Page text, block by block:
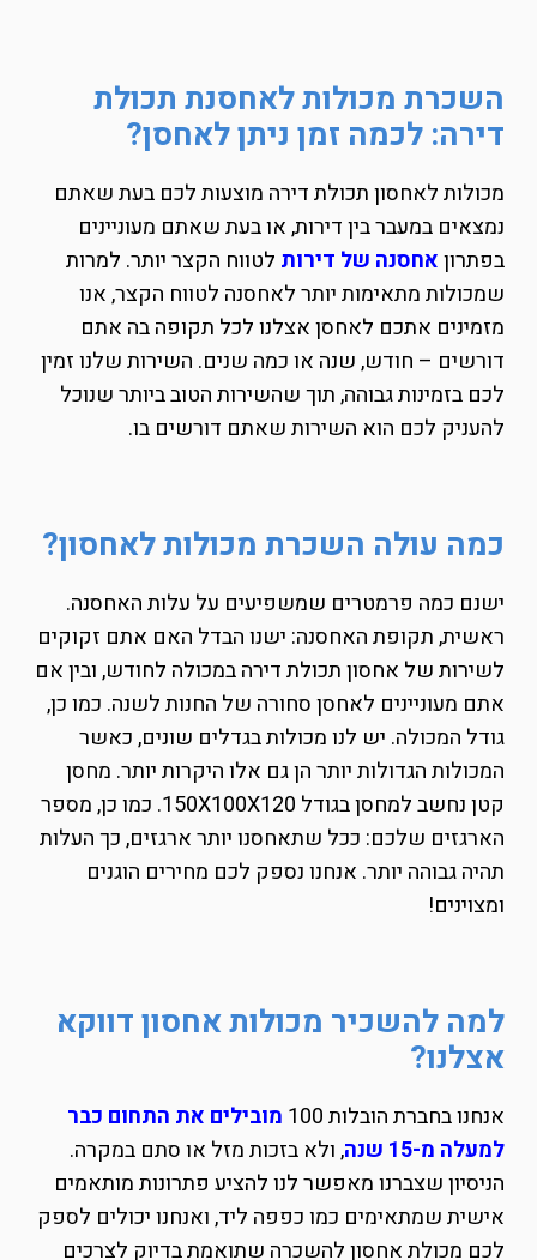
השכרת מכולות לאחסנת תכולת
דירה: לכמה זמן ניתן לאחסן?
מכולות לאחסון תכולת דירה מוצעות לכם בעת שאתם
נמצאים במעבר בין דירות, או בעת שאתם מעוניינים
בפתרוןאחסנה של דירות לטווח הקצר יותר. למרות
שמכולות מתאימות יותר לאחסנה לטווח הקצר, אנו
מזמינים אתכם לאחסן אצלנו לכל תקופה בה אתם
דורשים – חודש, שנה או כמה שנים. השירות שלנו זמין
לכם בזמינות גבוהה, תוך שהשירות הטוב ביותר שנוכל
להעניק לכם הוא השירות שאתם דורשים בו.
כמה עולה השכרת מכולות לאחסון?
ישנם כמה פרמטרים שמשפיעים על עלות האחסנה.
ראשית, תקופת האחסנה: ישנו הבדל האם אתם זקוקים
לשירות של אחסון תכולת דירה במכולה לחודש, ובין אם
אתם מעוניינים לאחסן סחורה של החנות לשנה. כמו כן,
גודל המכולה. יש לנו מכולות בגדלים שונים, כאשר
המכולות הגדולות יותר הן גם אלו היקרות יותר. מחסן
קטן נחשב למחסן בגודל 150X100X120. כמו כן, מספר
הארגזים שלכם: ככל שתאחסנו יותר ארגזים, כך העלות
תהיה גבוהה יותר. אנחנו נספק לכם מחירים הוגנים
ומצוינים!
למה להשכיר מכולות אחסון דווקא
אצלנו?
אנחנו בחברת הובלות 100
מובילים את התחום כבר
למעלה מ-15 שנה
, ולא בזכות מזל או סתם במקרה.
הניסיון שצברנו מאפשר לנו להציע פתרונות מותאמים
אישית שמתאימים כמו כפפה ליד, ואנחנו יכולים לספק
לכם מכולת אחסון להשכרה שתואמת בדיוק לצרכים